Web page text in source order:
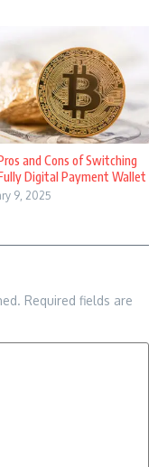
and Cons of Switching
Digital Payment Wallet
9, 2025
Required fields are